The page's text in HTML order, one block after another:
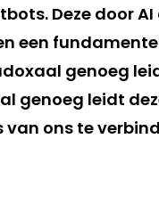
Deze door
een
genoeg
genoeg leidt
ons te